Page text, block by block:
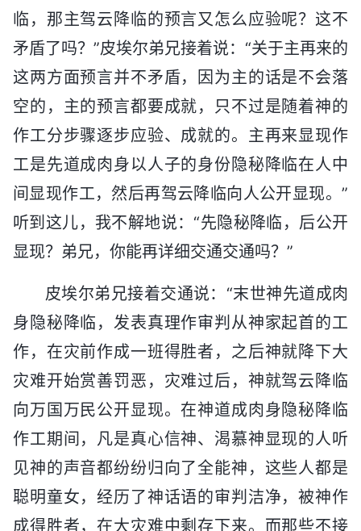
临，那主驾云降临的预言又怎么应验呢？这不
矛盾了吗？”皮埃尔弟兄接着说：“关于主再来的
这两方面预言并不矛盾，因为主的话是不会落
空的，主的预言都要成就，只不过是随着神的
作工分步骤逐步应验、成就的。主再来显现作
工是先道成肉身以人子的身份隐秘降临在人中
间显现作工，然后再驾云降临向人公开显现。”
听到这儿，我不解地说：“先隐秘降临，后公开
显现？弟兄，你能再详细交通交通吗？”
皮埃尔弟兄接着交通说：“末世神先道成肉
身隐秘降临，发表真理作审判从神家起首的工
作，在灾前作成一班得胜者，之后神就降下大
灾难开始赏善罚恶，灾难过后，神就驾云降临
向万国万民公开显现。在神道成肉身隐秘降临
作工期间，凡是真心信神、渴慕神显现的人听
见神的声音都纷纷归向了全能神，这些人都是
聪明童女，经历了神话语的审判洁净，被神作
成得胜者，在大灾难中剩存下来。而那些不接